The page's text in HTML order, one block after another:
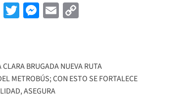
Threads
Twitter
Messenger
Email
CLARA BRUGADA NUEVA RUTA
METROBÚS; CON ESTO SE FORTALECE
ASEGURA